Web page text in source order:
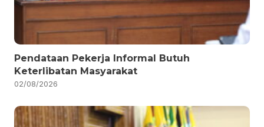
Pendataan Pekerja Informal Butuh
Keterlibatan Masyarakat
02/08/2026